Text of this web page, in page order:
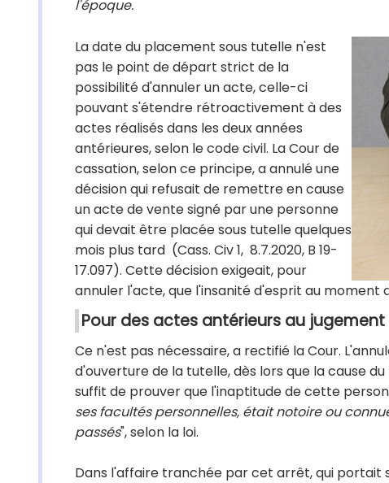
l'époque.
La date du placement sous tutelle n'est
pas le point de départ strict de la
possibilité d'annuler un acte, celle-ci
pouvant s'étendre rétroactivement à des
actes réalisés dans les deux années
antérieures, selon le code civil. La Cour de
cassation, selon ce principe, a annulé une
décision qui refusait de remettre en cause
un acte de vente signé par une personne
qui devait être placée sous tutelle quelques
mois plus tard (Cass. Civ 1, 8.7.2020, B 19-
17.097). Cette décision exigeait, pour
annuler l'acte, que l'insanité d'esprit au moment
Pour des actes antérieurs au jugement
Ce n'est pas nécessaire, a rectifié la Cour.
d'ouverture de la tutelle, dès lors que la cause
suffit de prouver que l'inaptitude de cette
ses facultés personnelles, était notoire ou
passés", selon la loi.
Dans l'affaire tranchée par cet arrêt, qui portait